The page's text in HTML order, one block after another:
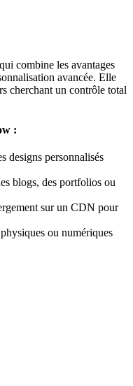
combine les avantages
avancée. Elle
cherchant un contrôle total
:
designs personnalisés
blogs, des portfolios ou
sur un CDN pour
ou numériques